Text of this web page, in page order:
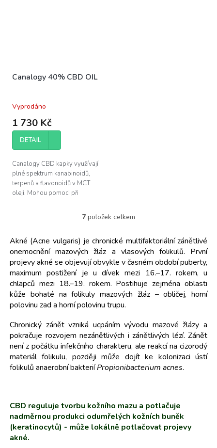
Canalogy 40% CBD OIL
Vyprodáno
1 730 Kč
DETAIL
Canalogy CBD kapky využívají
plné spektrum kanabinoidů,
terpenů a flavonoidů v MCT
oleji. Mohou pomoci při
O
l
á
d
a
c
í
p
r
k
y
v
ý
p
i
7 položek celkem
Akné (Acne vulgaris) je chronické multifaktoriální zánětlivé
onemocnění mazových žláz a vlasových folikulů. První
projevy akné se objevují obvykle v časném období puberty,
maximum postižení je u dívek mezi 16.–17. rokem, u
chlapců mezi 18.–19. rokem. Postihuje zejména oblasti
kůže bohaté na folikuly mazových žláz – obličej, horní
polovinu zad a horní polovinu trupu.
Chronický zánět vzniká ucpáním vývodu mazové žlázy a
pokračuje rozvojem nezánětlivých i zánětlivých lézí. Zánět
není z počátku infekčního charakteru, ale reakcí na cizorodý
materiál folikulu, později může dojít ke kolonizaci ústí
folikulů anaerobní bakteriíPropionibacterium acnes.
CBD reguluje tvorbu kožního mazu a potlačuje
nadměrnou produkci odumřelých kožních buněk
(keratinocytů) - může lokálně potlačovat projevy
akné.